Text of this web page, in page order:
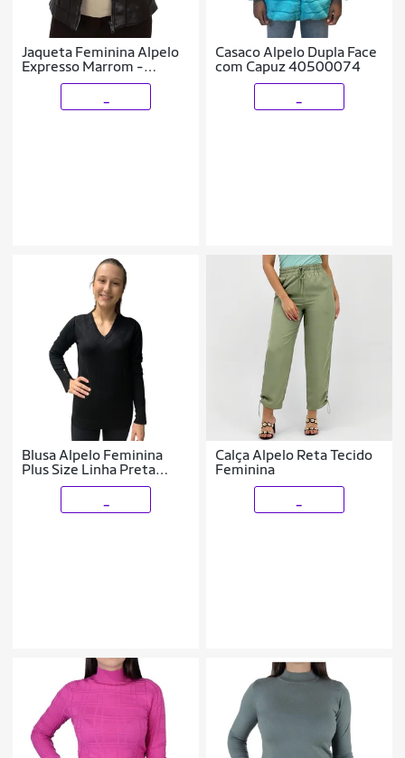
Jaqueta Feminina Alpelo
Expresso Marrom -
403000
Casaco Alpelo Dupla Face
com Capuz 40500074
Blusa Alpelo Feminina
Plus Size Linha Preta
9900307
Calça Alpelo Reta Tecido
Feminina